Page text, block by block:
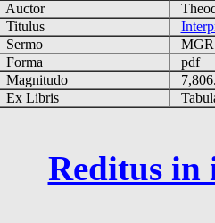
Auctor
Titulus
Sermo
Forma
pdf
Magnitudo
Ex Libris
Reditus in